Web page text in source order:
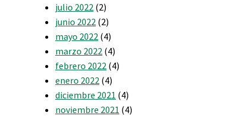
julio 2022 (2)
junio 2022 (2)
mayo 2022 (4)
marzo 2022 (4)
febrero 2022 (4)
enero 2022 (4)
diciembre 2021 (4)
noviembre 2021 (4)